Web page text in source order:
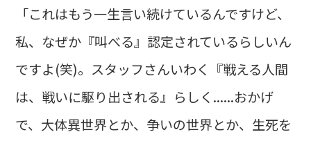
「これはもう一生言い続けているんですけど、
私、なぜか『叫べる』認定されているらしいん
ですよ(笑)。スタッフさんいわく『戦える人間
は、戦いに駆り出される』らしく......おかげ
で、大体異世界とか、争いの世界とか、生死を